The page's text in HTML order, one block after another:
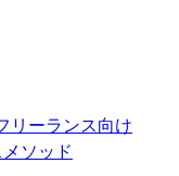
リーランス向け
ソッド